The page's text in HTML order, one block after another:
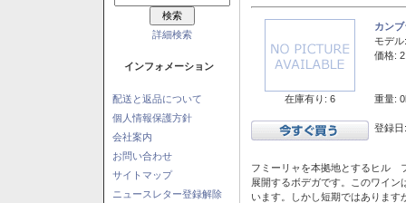
詳細検索
インフォメーション
配送と返品について
個人情報保護方針
会社案内
お問い合わせ
サイトマップ
ニュースレター登録解除
在庫有り: 6
カン
モデル:
価格:
重量:
登録
フミーリャを本拠地とするヒル
展開するボデガです。このワイ
います。しかし短期ではありま